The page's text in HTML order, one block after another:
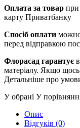
Оплата за товар при
карту Приватбанку
Спосіб оплати можно
перед відправкою
Флорасад гарантує
матеріалу. Якщо
Детальніше про
У обрані У
Опис
Відгуків (0)